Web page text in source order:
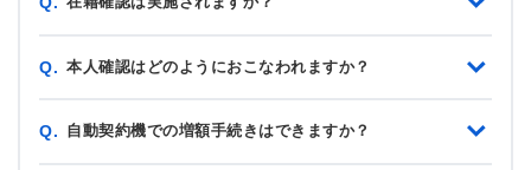
Q. 本人確認はどのようにおこなわれますか？
Q. 自動契約機での増額手続きはできますか？